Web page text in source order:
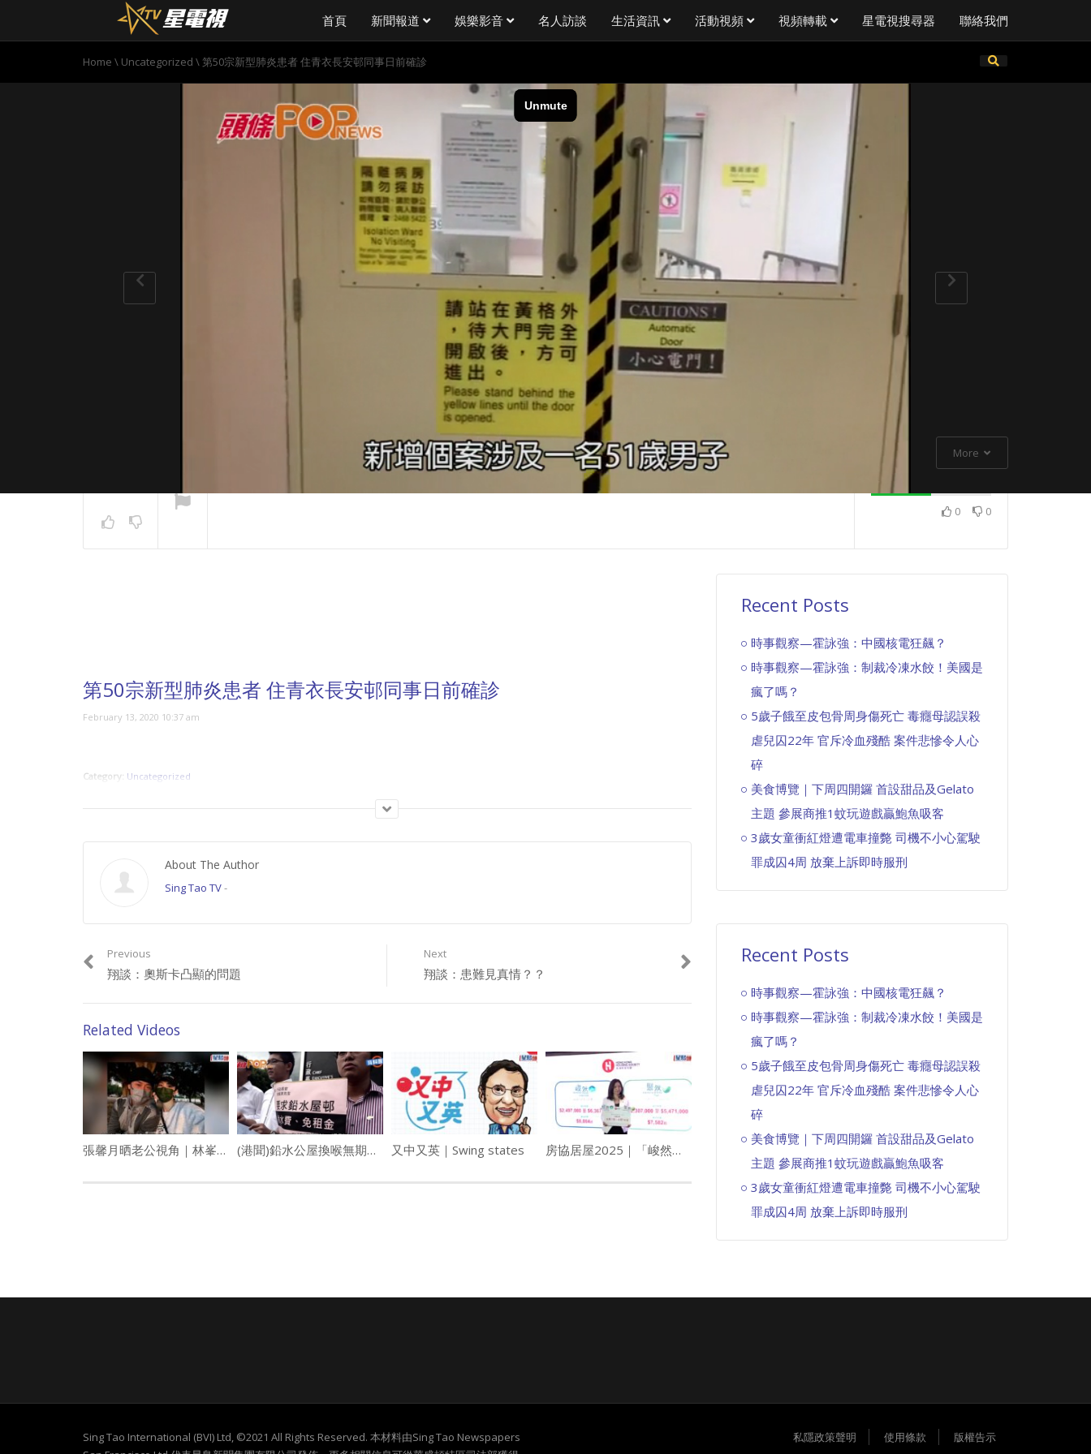
首頁 新聞報道 娛樂影音 名人訪談 生活資訊 活動視頻 視頻轉載 星電視搜尋器 聯絡我們
Home \ Uncategorized \第50宗新型肺炎患者 住青衣長安邨同事日前確診
More
0 0
第50宗新型肺炎患者 住青衣長安邨同事日前確診
February 13, 2020 10:37 am
Category: Uncategorized
About The Author
Sing Tao TV-
Previous
翔談：奧斯卡凸顯的問題
Next
翔談：患難見真情？？
Related Videos
張馨月晒老公視角｜林峯陪老婆睇Figure公仔 張馨月騷胸晒白滑美腿 (港聞)鉛水公屋換喉無期 團體批房署未道歉 又中又英｜Swing states 房協居屋2025｜「峻然」及「聚然」 1600伙市價7折出售 最平230萬入場（附申請詳情）
Recent Posts
時事觀察—霍詠強：中國核電狂飆？
時事觀察—霍詠強：制裁冷凍水餃！美國是
瘋了嗎？
5歲子餓至皮包骨周身傷死亡 毒癮母認誤殺
虐兒囚22年 官斥冷血殘酷 案件悲慘令人心
碎
美食博覽｜下周四開鑼 首設甜品及Gelato
主題 參展商推1蚊玩遊戲贏鮑魚吸客
3歲女童衝紅燈遭電車撞斃 司機不小心駕駛
罪成囚4周 放棄上訴即時服刑
Recent Posts
時事觀察—霍詠強：中國核電狂飆？
時事觀察—霍詠強：制裁冷凍水餃！美國是
瘋了嗎？
5歲子餓至皮包骨周身傷死亡 毒癮母認誤殺
虐兒囚22年 官斥冷血殘酷 案件悲慘令人心
碎
美食博覽｜下周四開鑼 首設甜品及Gelato
主題 參展商推1蚊玩遊戲贏鮑魚吸客
3歲女童衝紅燈遭電車撞斃 司機不小心駕駛
罪成囚4周 放棄上訴即時服刑
Sing Tao International (BVI) Ltd, ©2021 All Rights Reserved. 本材料由Sing Tao Newspapers
私隱政策聲明 使用條款 版權告示